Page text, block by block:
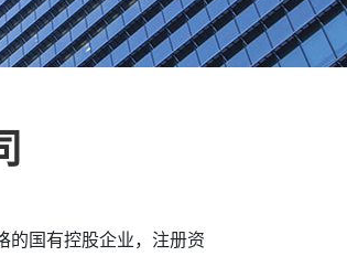
的国有控股企业，注册资